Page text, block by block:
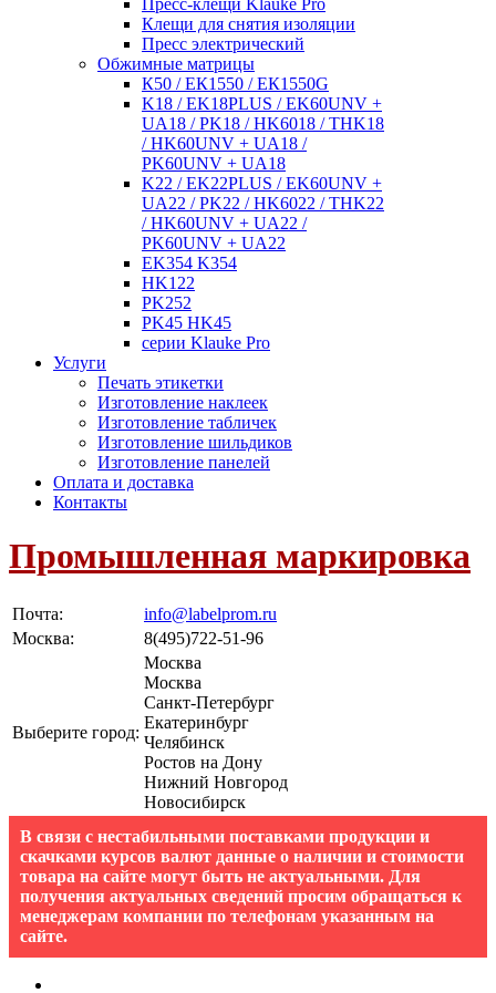
Пресс-клещи Klauke Pro
Клещи для снятия изоляции
Пресс электрический
Обжимные матрицы
К50 / ЕК1550 / ЕК1550G
K18 / EK18PLUS / EK60UNV +
UA18 / PK18 / HK6018 / THK18
/ HK60UNV + UA18 /
PK60UNV + UA18
K22 / EK22PLUS / EK60UNV +
UA22 / PK22 / HK6022 / THK22
/ HK60UNV + UA22 /
PK60UNV + UA22
EK354 K354
HK122
PK252
PK45 HK45
серии Klauke Pro
Услуги
Печать этикетки
Изготовление наклеек
Изготовление табличек
Изготовление шильдиков
Изготовление панелей
Оплата и доставка
Контакты
Промышленная маркировка
Почта:
info@labelprom.ru
Москва: 8(495)722-51-96
Выберите город:
Москва
Москва
Санкт-Петербург
Екатеринбург
Челябинск
Ростов на Дону
Нижний Новгород
Новосибирск
В связи с нестабильными поставками продукции и
скачками курсов валют данные о наличии и стоимости
товара на сайте могут быть не актуальными. Для
получения актуальных сведений просим обращаться к
менеджерам компании по телефонам указанным на
сайте.